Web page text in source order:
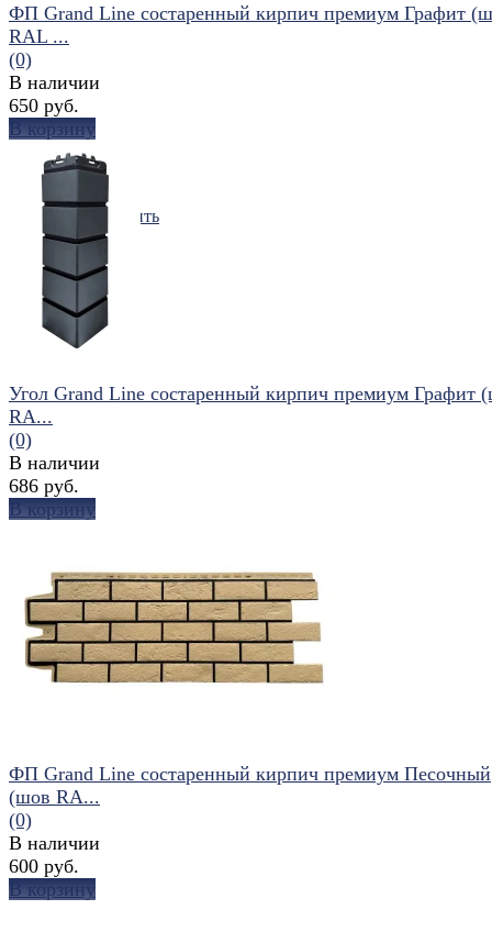
сравнить
ФП Grand Line состаренный кирпич премиум Графит
RAL ...
(0)
В наличии
650 руб.
В корзину
избранное сравнить
Угол Grand Line состаренный кирпич премиум Графит
RA...
(0)
В наличии
686 руб.
В корзину
ФП Grand Line состаренный кирпич премиум Песочный
(шов RA...
(0)
В наличии
600 руб.
В корзину